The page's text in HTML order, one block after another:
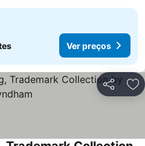
Ver preços
Partilhar